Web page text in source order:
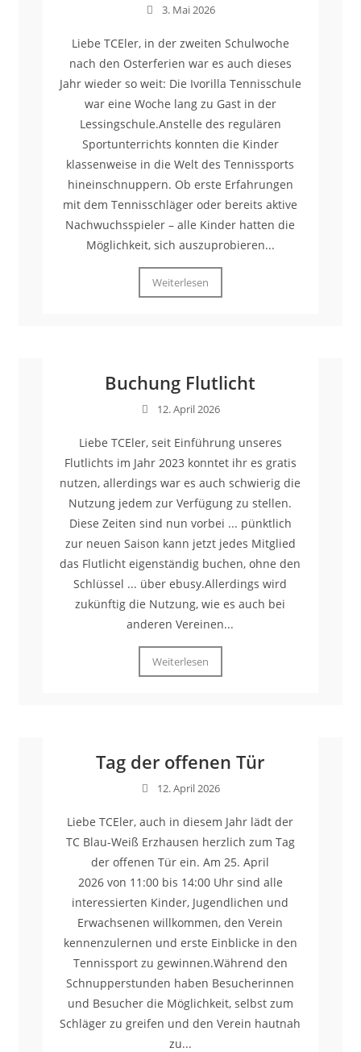
3. Mai 2026
Liebe TCEler, in der zweiten Schulwoche
nach den Osterferien war es auch dieses
Jahr wieder so weit: Die Ivorilla Tennisschule
war eine Woche lang zu Gast in der
Lessingschule.Anstelle des regulären
Sportunterrichts konnten die Kinder
klassenweise in die Welt des Tennissports
hineinschnuppern. Ob erste Erfahrungen
mit dem Tennisschläger oder bereits aktive
Nachwuchsspieler – alle Kinder hatten die
Möglichkeit, sich auszuprobieren...
Weiterlesen
Buchung Flutlicht
12. April 2026
Liebe TCEler, seit Einführung unseres
Flutlichts im Jahr 2023 konntet ihr es gratis
nutzen, allerdings war es auch schwierig die
Nutzung jedem zur Verfügung zu stellen.
Diese Zeiten sind nun vorbei ... pünktlich
zur neuen Saison kann jetzt jedes Mitglied
das Flutlicht eigenständig buchen, ohne den
Schlüssel ... über ebusy.Allerdings wird
zukünftig die Nutzung, wie es auch bei
anderen Vereinen...
Weiterlesen
Tag der offenen Tür
12. April 2026
Liebe TCEler, auch in diesem Jahr lädt der
TC Blau-Weiß Erzhausen herzlich zum Tag
der offenen Tür ein. Am 25. April
2026 von 11:00 bis 14:00 Uhr sind alle
interessierten Kinder, Jugendlichen und
Erwachsenen willkommen, den Verein
kennenzulernen und erste Einblicke in den
Tennissport zu gewinnen.Während den
Schnupperstunden haben Besucherinnen
und Besucher die Möglichkeit, selbst zum
Schläger zu greifen und den Verein hautnah
zu...